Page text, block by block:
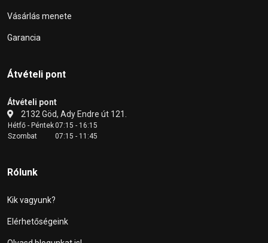
Vásárlás menete
Garancia
Átvételi pont
Átvételi pont
2132 Göd, Ady Endre út 121.
Hétfő - Péntek07:15 - 16:15
Szombat
07:15 - 11:45
Rólunk
Kik vagyunk?
Elérhetőségeink